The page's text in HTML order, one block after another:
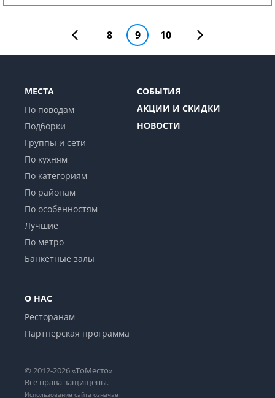
8 9 10
МЕСТА
По поводам
Подборки
Группы и сети
По кухням
По категориям
По районам
По особенностям
Лучшие
По метро
Банкетные залы
СОБЫТИЯ
АКЦИИ И СКИДКИ
НОВОСТИ
О НАС
Ресторанам
Партнерская программа
© 2012-2026 «ТоМесто»
Все права защищены.
Использование сайта означает